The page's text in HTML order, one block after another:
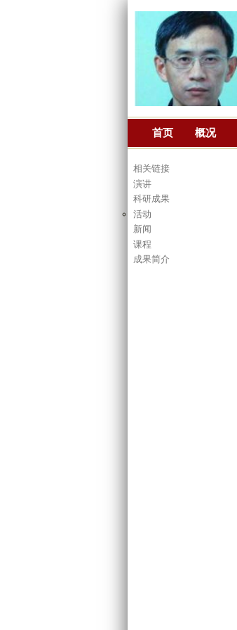
首页 概况
相关链接
演讲
科研成果
活动
新闻
课程
成果简介